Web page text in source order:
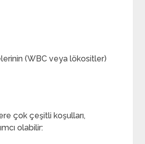
(WBC veya lökositler)
çok çeşitli koşulları,
olabilir: